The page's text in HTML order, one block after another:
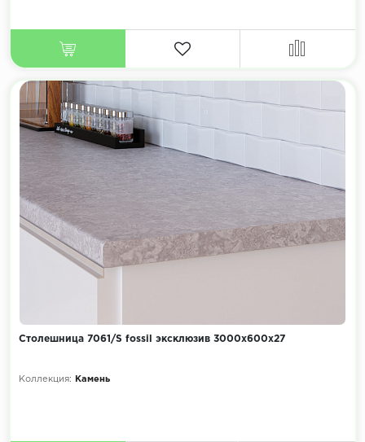
Столешница 7061/S fossil эксклюзив 3000х600х27
Коллекция: Камень